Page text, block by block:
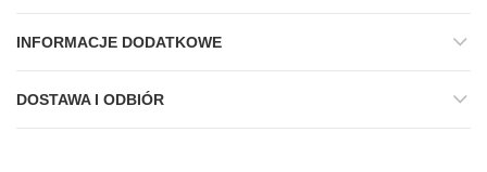
INFORMACJE DODATKOWE
DOSTAWA I ODBIÓR